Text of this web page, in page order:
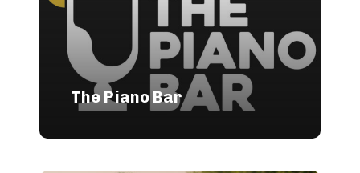
The Piano Bar